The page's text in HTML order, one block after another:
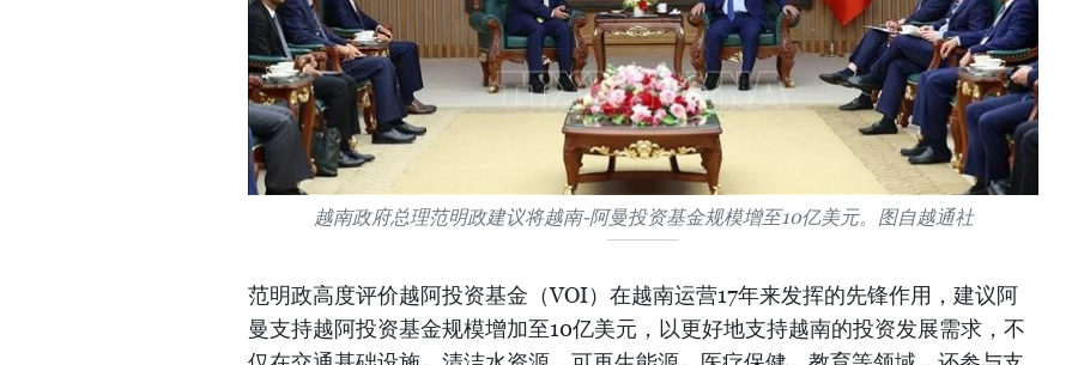
越南政府总理范明政建议将越南-阿曼投资基金规模增至10亿美元。图自越通社
范明政高度评价越阿投资基金（VOI）在越南运营17年来发挥的先锋作用，建议阿
曼支持越阿投资基金规模增加至10亿美元，以更好地支持越南的投资发展需求，不